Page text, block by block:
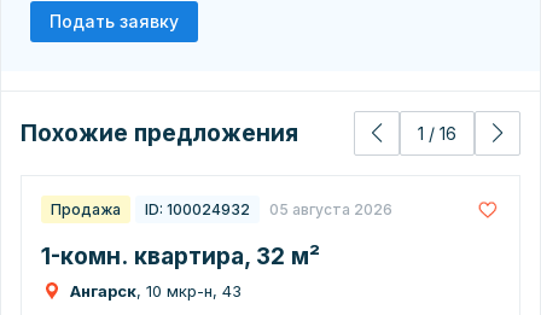
Подать заявку
Похожие предложения 1 / 16
Продажа ID: 100024932 05 августа 2026
1-комн. квартира, 32 м²
Ангарск, 10 мкр-н, 43